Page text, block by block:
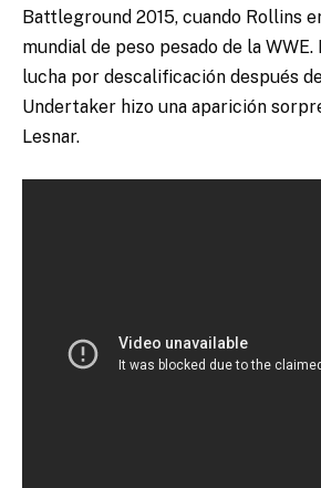
Battleground 2015, cuando Rollins
mundial de peso pesado de la WWE.
lucha por descalificación después
Undertaker hizo una aparición
Lesnar.